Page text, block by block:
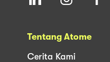
Tentang Atome
Cerita Kami